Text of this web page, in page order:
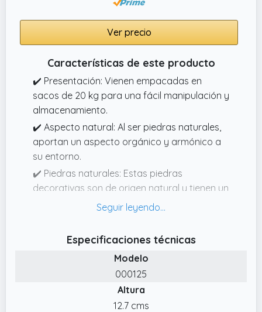
Ver precio
Características de este producto
✔️ Presentación: Vienen empacadas en
sacos de 20 kg para una fácil manipulación y
almacenamiento.
✔️ Aspecto natural: Al ser piedras naturales,
aportan un aspecto orgánico y armónico a
su entorno.
✔️ Piedras naturales: Estas piedras
decorativas son de origen natural y tienen un
color blanco puro.
y 12 mm, lo que las hace ideales para
decorar jardines, macetas y jarrones.
✔️ Múltiples usos: Perfectas para dar un
toque elegante a sus plantas suculentas
favoritas o cualquier decoración de jardín.
Especificaciones técnicas
Modelo
000125
Altura
12.7 cms